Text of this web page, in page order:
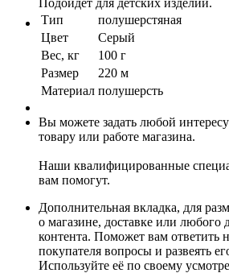
Тип
полушерстяная
Цвет
Серый
Вес, кг
100 г
Размер
220 м
Материал полушерсть
Вы можете задать любой
товару или работе магазина.
Наши квалифицированные
вам помогут.
Дополнительная вкладка, для
о магазине, доставке или любого
контента. Поможет вам ответить
покупателя вопросы и развеять
Используйте её по своему